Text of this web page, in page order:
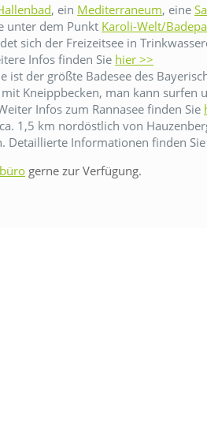
, ein Mediterraneum, eine
unter dem Punkt Karoli-Welt/
sich der Freizeitsee in
Infos finden Sie hier >>
ist der größte Badesee des
Kneippbecken, man kann
Infos zum Rannasee finden Sie
1,5 km nordöstlich von
Detaillierte Informationen finden Sie
gerne zur Verfügung.